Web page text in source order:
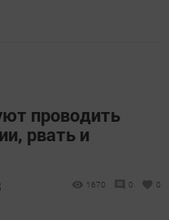
проводить
рвать и
1670 0 0